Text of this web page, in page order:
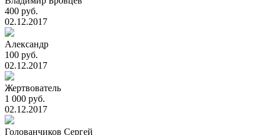
400 руб.
02.12.2017
Александр
100 руб.
02.12.2017
Жертвователь
1 000 руб.
02.12.2017
Голованчиков Сергей